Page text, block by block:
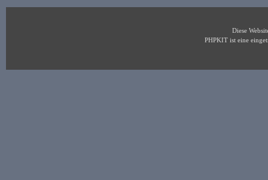
Diese
PHPKIT ist eine